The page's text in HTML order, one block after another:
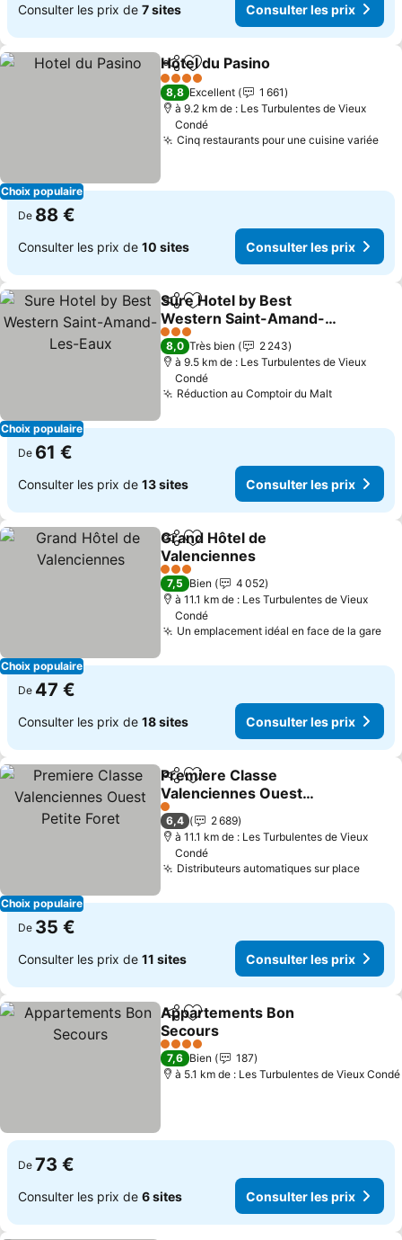
Consulter les prix de 7 sites Consulter les prix
Choix populaire
PartagerAjouter à mes favoris
Hotel du Pasino
4 Étoiles
8,8 Excellent
1 661
à 9.2 km de : Les Turbulentes de Vieux
Condé
Cinq restaurants pour une cuisine variée
De 88 €
Consulter les prix de 10 sites Consulter les prix
Choix populaire
PartagerAjouter à mes favoris
Sure Hotel by Best
Western Saint-Amand-
Les-Eaux
Consulter les prix
3 Étoiles
8,0 Très bien
2 243
à 9.5 km de : Les Turbulentes de Vieux
Condé
Réduction au Comptoir du MaltConsulter
De 61 €
Consulter les prix de 13 sites Consulter les prix
Choix populaire
PartagerAjouter à mes favoris
Grand Hôtel de
Valenciennes
Consulter les prix
3 Étoiles
7,5 Bien
4 052
à 11.1 km de : Les Turbulentes de Vieux
Condé
Un emplacement idéal en face de la gare
De 47 €
Consulter les prix de 18 sites Consulter les prix
Choix populaire
PartagerAjouter à mes favoris
Premiere Classe
Valenciennes Ouest
Petite Foret
Consulter les prix
1 Étoiles
6,4
2 689
à 11.1 km de : Les Turbulentes de Vieux
Condé
Distributeurs automatiques sur place
De 35 €
Consulter les prix de 11 sites Consulter les prix
PartagerAjouter à mes favoris
Appartements Bon
Secours
Consulter les prix
4 Étoiles
7,6 Bien
187
à 5.1 km de : Les Turbulentes de Vieux Condé
De 73 €
Consulter les prix de 6 sites Consulter les prix